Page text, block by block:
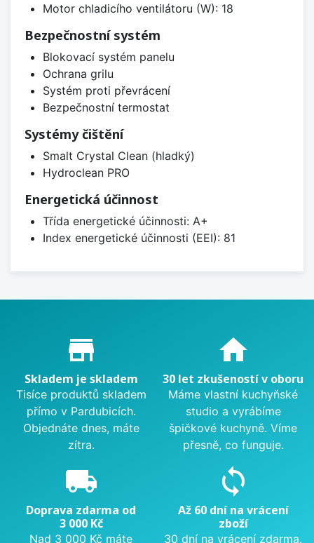
Motor chladicího ventilátoru (W): 18
Bezpečnostní systém
Blokovací systém panelu
Ochrana grilu
Systém proti převrácení
Bezpečnostní termostat
Systémy čištění
Smalt Crystal Clean (hladký)
Hydroclean PRO
Energetická účinnost
Třída energetické účinnosti: A+
Index energetické účinnosti (EEI): 81
Proč nakupovat u nás?
store_mall_directory
Skladem je skladem
Tisíce produktů skladem
přímo v Pardubicích.
Objednáte dnes, máte
zítra.
home
30 let zkušeností v oboru
Máme vlastní kuchyňské
studio a vyrábíme
špičkové kuchyně. Víme
přesně, co funguje.
local_shipping
Doprava zdarma od
3 000 Kč
Nad 3 000 Kč máte
sync
Až 60 dní na vrácení
zboží
30 dní na vrácení zdarma.